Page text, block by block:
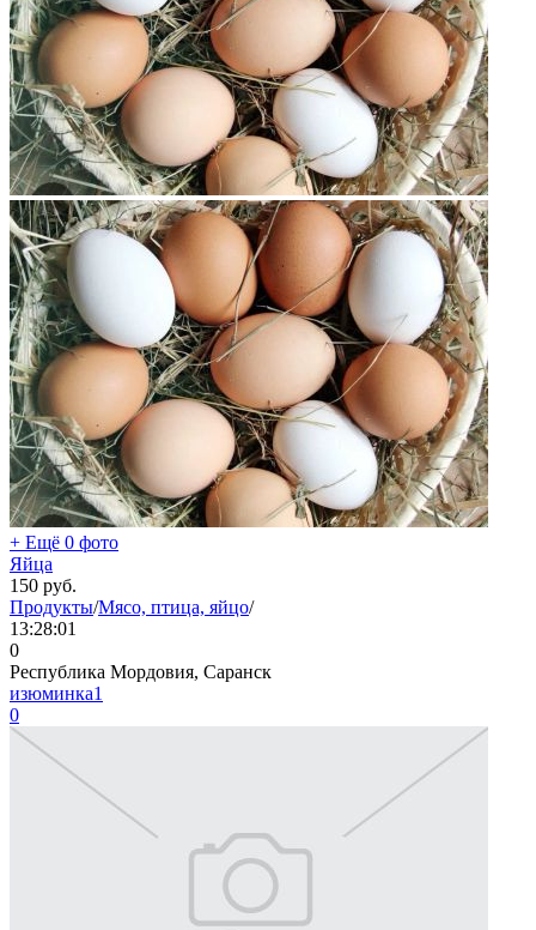
+ Ещё 0 фото
Яйца
150 руб.
Продукты/Мясо, птица, яйцо/
13:28:01
0
Республика Мордовия, Саранск
изюминка1
0